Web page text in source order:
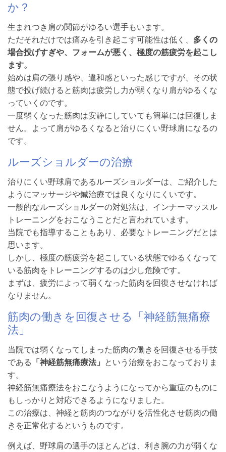
か？
生まれつき肩の関節がゆるい選手もいます。
ただそれだけでは痛みを引き起こす可能性は低く、 多くの
場合投げすぎや、フォームが悪く、極度の筋疲労を起こし
ます。
始めは肩の張り感や、違和感といった感じですが、その状
態で投げ続けると筋肉は疲労し力が弱くなり肩がゆるくな
っていくのです。
一度弱くなった筋肉は安静にしていても簡単には回復しま
せん。よって肩がゆるくなると治りにくい野球肩になるの
です。
ルーズショルダーの治療
治りにくい野球肩であるルーズショルダーは、ご紹介した
ようにマッサージや鍼治療では良くなりにくいです。
一般的なルーズショルダーの対処法は、インナーマッスル
トレーニングをおこなうことだと言われています。
当院でも指導することもあり、必要なトレーニングだとは
思います。
しかし、極度の筋疲労を起こしている状態でゆるくなって
いる筋肉をトレーニングするのは少し危険です。
まずは、疲労によって弱くなった筋肉を回復させなければ
なりません。
筋肉の働きを回復させる「神経筋無痛療
法」
当院では弱くなってしまった筋肉の働きを回復させる手技
である 「神経筋無痛療法」 という治療をおこなっておりま
す。
神経筋無痛療法をおこなうようになってから重症のものに
もしっかりと対応できるようになりました。
この治療は、神経と筋肉のつながりを活性化させ筋肉の働
きを正常化するというものです。
例えば、野球肩の選手のほとんどは、利き腕の力が弱くな